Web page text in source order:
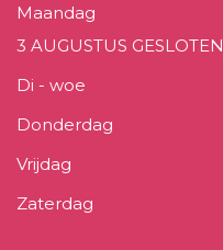
Maandag
3 AUGUSTUS GESLOTEN
Di - woe
Donderdag
Vrijdag
Zaterdag